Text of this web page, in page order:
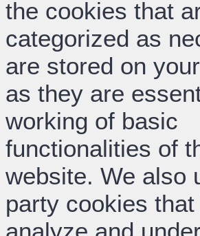
the cookies that
categorized as
are stored on
as they are
working of basic
functionalities of
website. We also
party cookies